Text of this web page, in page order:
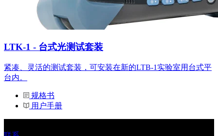
启
合
伙
伴
LTK-1 - 台式光测试套装
紧凑、灵活的测试套装，可安装在新的LTB-1实验室用台式平
台内。
规格书
用户手册